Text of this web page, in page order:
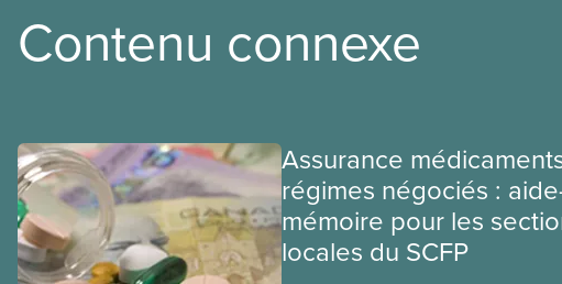
Contenu connexe
Assurance
régimes négociés :
mémoire pour les
locales du SCFP